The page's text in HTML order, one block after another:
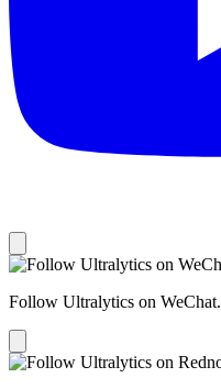
Follow Ultralytics on WeChat.